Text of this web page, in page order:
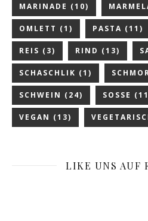
MARINADE (10)
OMLETT (1) PASTA (11)
REIS (3) RIND (13)
SCHASCHLIK (1)
SCHWEIN (24) SOSSE
VEGAN (13)
LIKE UNS AUF